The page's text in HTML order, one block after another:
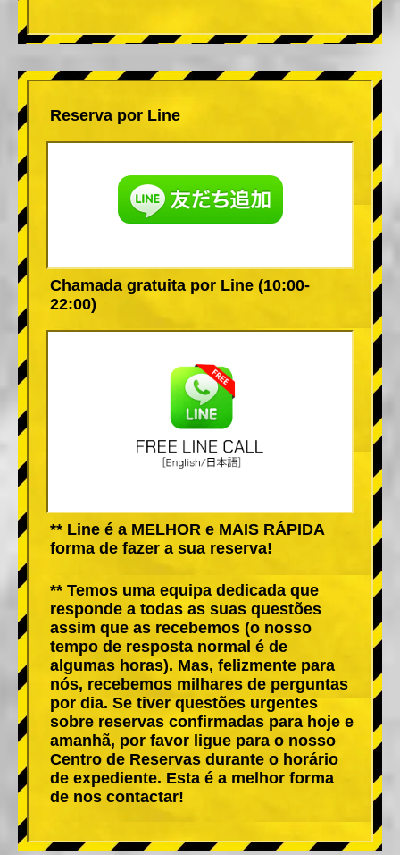
Reserva por Line
Chamada gratuita por Line (10:00-
22:00)
** Line é a MELHOR e MAIS RÁPIDA
forma de fazer a sua reserva!
** Temos uma equipa dedicada que
responde a todas as suas questões
assim que as recebemos (o nosso
tempo de resposta normal é de
algumas horas). Mas, felizmente para
nós, recebemos milhares de perguntas
por dia. Se tiver questões urgentes
sobre reservas confirmadas para hoje e
amanhã, por favor ligue para o nosso
Centro de Reservas durante o horário
de expediente. Esta é a melhor forma
de nos contactar!